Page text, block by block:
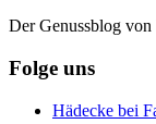
Der Genussblog von
Folge uns
Hädecke bei